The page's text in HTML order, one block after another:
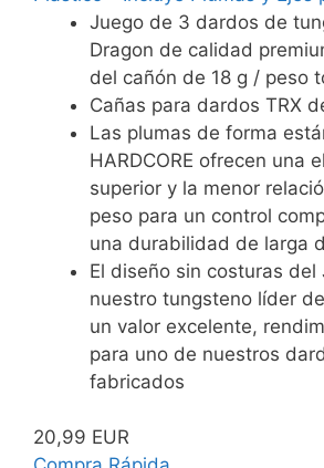
Juego de 3 dardos de
Dragon de calidad
del cañón de 18 g / peso
Cañas para dardos TRX
Las plumas de forma
HARDCORE ofrecen una
superior y la menor
peso para un control
una durabilidad de larga
El diseño sin costuras del
nuestro tungsteno líder
un valor excelente,
para uno de nuestros
fabricados
20,99 EUR